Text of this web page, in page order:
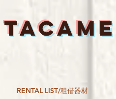
RENTAL LIST/租借器材